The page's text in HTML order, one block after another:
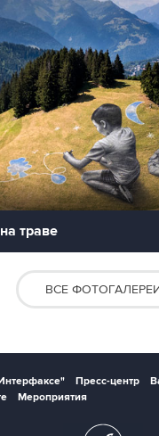
траве
ВСЕ
Пресс-центр
Мероприятия